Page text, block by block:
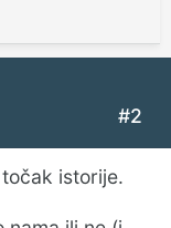
#2
istorije.